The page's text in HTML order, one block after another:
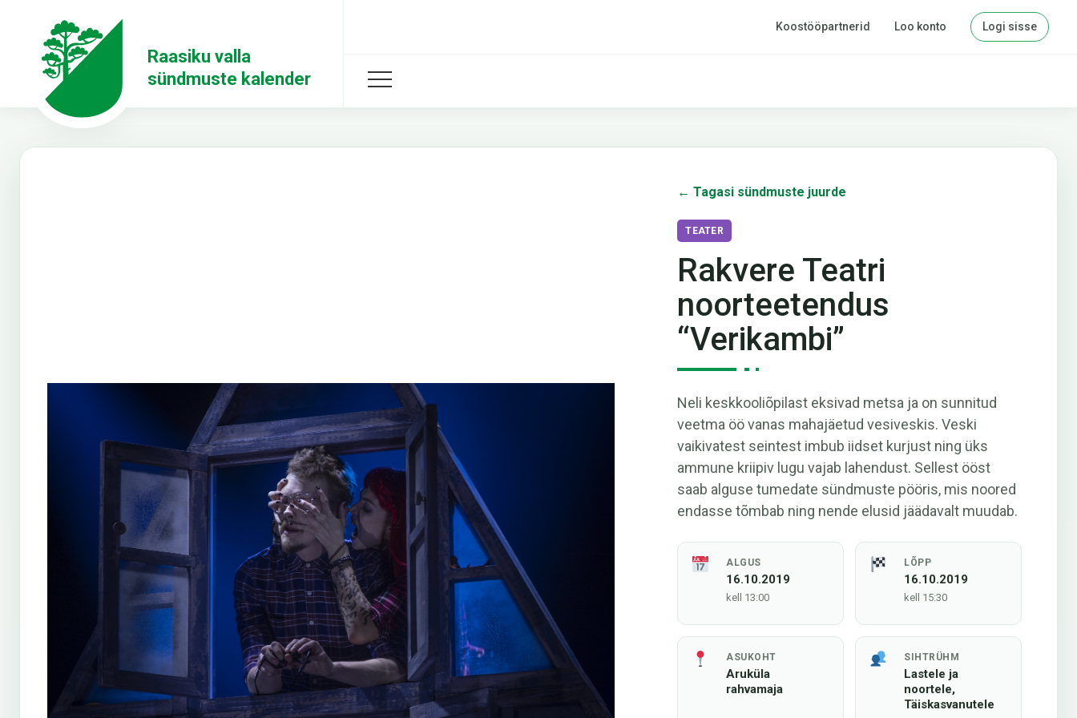
Raasiku valla
sündmuste kalender
Koostööpartnerid Loo konto Logi sisse
← Tagasi sündmuste juurde
TEATER
Rakvere Teatri
noorteetendus
“Verikambi”
Neli keskkooliõpilast eksivad metsa ja on sunnitud
veetma öö vanas mahajäetud vesiveskis. Veski
vaikivatest seintest imbub iidset kurjust ning üks
ammune kriipiv lugu vajab lahendust. Sellest ööst
saab alguse tumedate sündmuste pööris, mis noored
endasse tõmbab ning nende elusid jäädavalt muudab.
ALGUS
16.10.2019
kell 13:00
LÕPP
16.10.2019
kell 15:30
ASUKOHT
Aruküla
rahvamaja
SIHTRÜHM
Lastele ja
noortele,
Täiskasvanutele